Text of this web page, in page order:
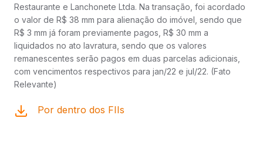
Restaurante e Lanchonete Ltda. Na transação, foi acordado
o valor de R$ 38 mm para alienação do imóvel, sendo que
R$ 3 mm já foram previamente pagos, R$ 30 mm a
liquidados no ato lavratura, sendo que os valores
remanescentes serão pagos em duas parcelas adicionais,
com vencimentos respectivos para jan/22 e jul/22. (Fato
Relevante)
Por dentro dos FIIs